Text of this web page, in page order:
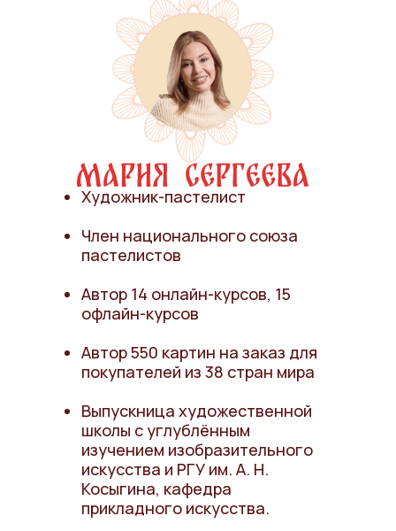
Художник-пастелист
Член национального союза
пастелистов
Автор 14 онлайн-курсов, 15
офлайн-курсов
Автор 550 картин на заказ для
покупателей из 38 стран мира
Выпускница художественной
школы с углублённым
изучением изобразительного
искусства и РГУ им. А. Н.
Косыгина, кафедра
прикладного искусства.